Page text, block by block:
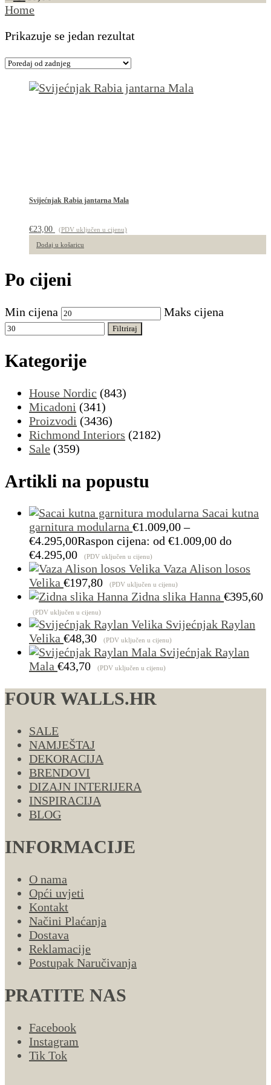
Home
Prikazuje se jedan rezultat
Svijećnjak Rabia jantarna Mala
€23,00 (PDV uključen u cijenu)
Dodaj u košaricu
Po cijeni
Min cijena Maks cijena
Filtriraj
Kategorije
House Nordic (843)
Micadoni (341)
Proizvodi (3436)
Richmond Interiors (2182)
Sale (359)
Artikli na popustu
Sacai kutna
garnitura modularna €1.009,00 –
€4.295,00Raspon cijena: od €1.009,00 do
€4.295,00
(PDV uključen u cijenu)
Vaza Alison losos
Velika €197,80 (PDV uključen u cijenu)
Zidna slika Hanna €395,60
(PDV uključen u cijenu)
Svijećnjak Raylan
Velika €48,30 (PDV uključen u cijenu)
Svijećnjak Raylan
Mala €43,70 (PDV uključen u cijenu)
FOUR WALLS.HR
SALE
NAMJEŠTAJ
DEKORACIJA
BRENDOVI
DIZAJN INTERIJERA
INSPIRACIJA
BLOG
INFORMACIJE
O nama
Opći uvjeti
Kontakt
Načini Plaćanja
Dostava
Reklamacije
Postupak Naručivanja
PRATITE NAS
Facebook
Instagram
Tik Tok